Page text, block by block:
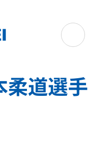
柔道選手